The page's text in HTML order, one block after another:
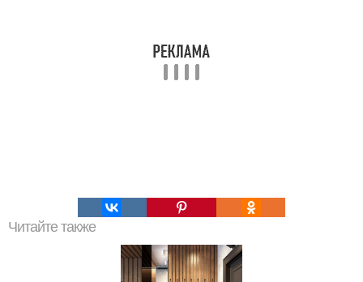
Читайте также